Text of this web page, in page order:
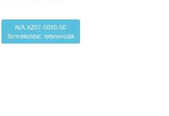
N/A XZ07-0050-00
Termékoldal, referenciák